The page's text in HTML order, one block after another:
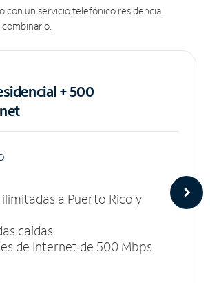
con un servicio telefónico residencial
+ 500
a Puerto Rico y
caídas
de Internet de 500 Mbps